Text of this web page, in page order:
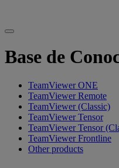
Base de
TeamViewer ONE
TeamViewer Remote
TeamViewer (Classic)
TeamViewer Tensor
TeamViewer Tensor
TeamViewer Frontline
Other products